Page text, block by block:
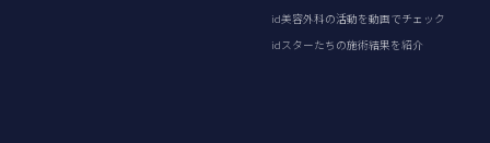
id美容外科の活動を動画でチェック
idスターたちの施術結果を紹介